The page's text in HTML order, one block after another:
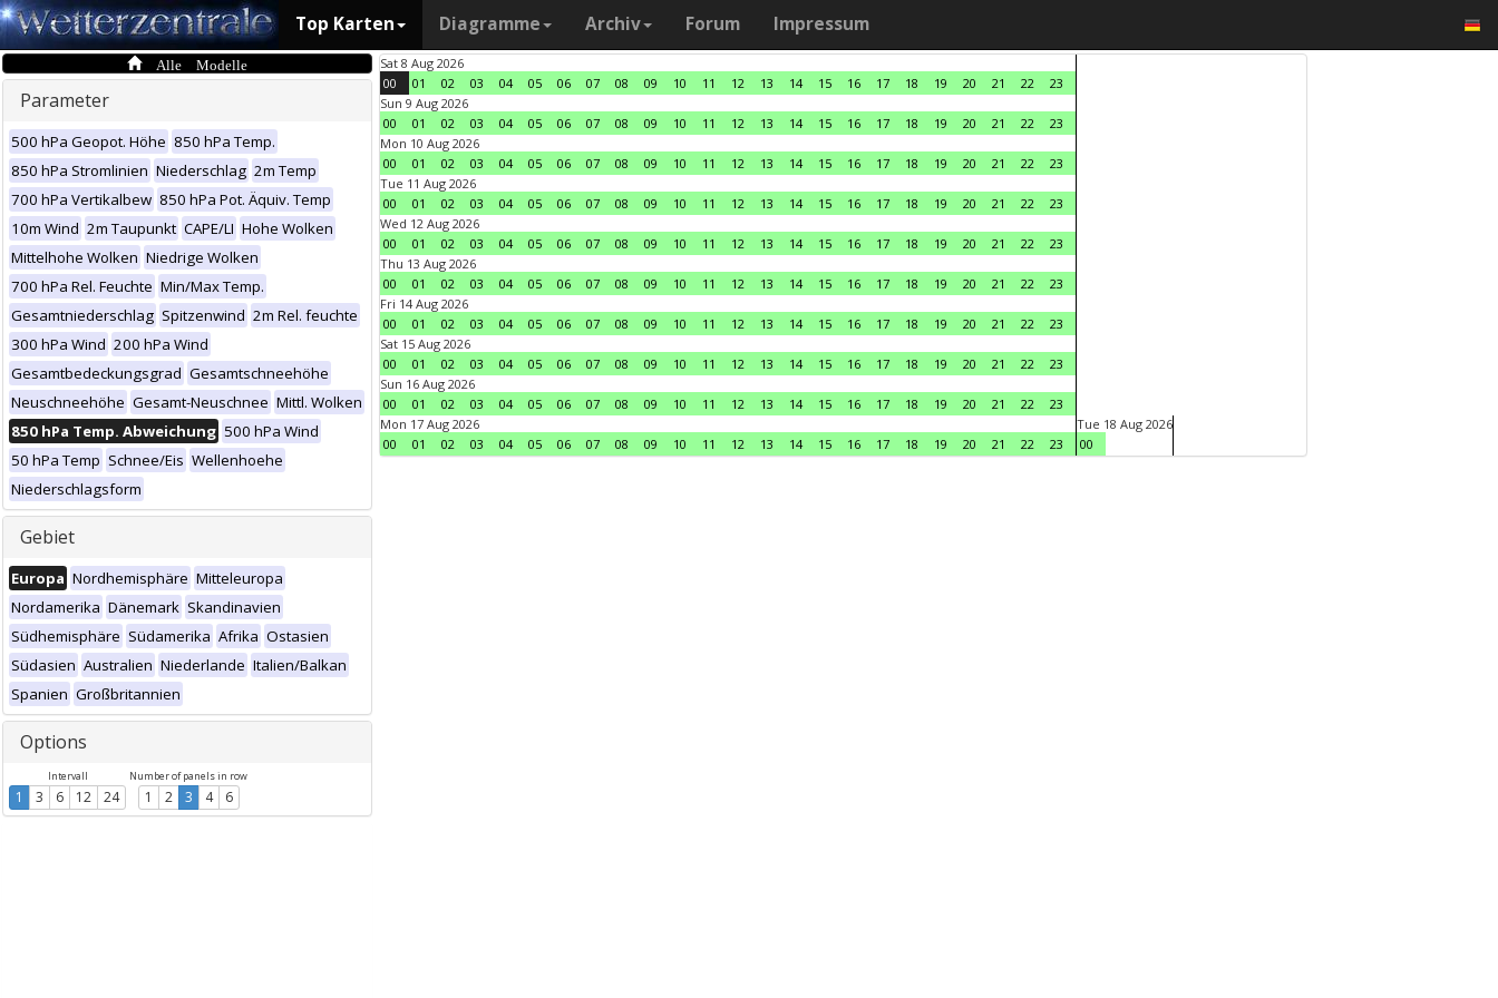
Top Karten Diagramme Archiv Forum Impressum
Alle Modelle
Parameter
500 hPa Geopot. Höhe 850 hPa Temp.
850 hPa Stromlinien Niederschlag 2m Temp
700 hPa Vertikalbew 850 hPa Pot. Äquiv. Temp
10m Wind 2m Taupunkt CAPE/LI Hohe Wolken
Mittelhohe Wolken Niedrige Wolken
700 hPa Rel. Feuchte Min/Max Temp.
Gesamtniederschlag Spitzenwind 2m Rel. feuchte
300 hPa Wind 200 hPa Wind
Gesamtbedeckungsgrad Gesamtschneehöhe
Neuschneehöhe Gesamt-Neuschnee Mittl. Wolken
850 hPa Temp. Abweichung 500 hPa Wind
50 hPa Temp Schnee/Eis Wellenhoehe
Niederschlagsform
Gebiet
Europa Nordhemisphäre Mitteleuropa
Nordamerika Dänemark Skandinavien
Südhemisphäre Südamerika Afrika Ostasien
Südasien Australien Niederlande Italien/Balkan
Spanien Großbritannien
Options
Intervall
1 3 6 12 24
Number of panels in row
1 2 3 4 6
Sat 8 Aug 2026
00
01 02 03 04 05 06 07 08 09 10 11 12 13 14 15 16 17 18 19 20 21 22
23
Sun 9 Aug 2026
00
01 02 03 04 05 06 07 08 09 10 11 12 13 14 15 16 17 18 19 20 21 22
23
Mon 10 Aug 2026
00
01 02 03 04 05 06 07 08 09 10 11 12 13 14 15 16 17 18 19 20 21 22
23
Tue 11 Aug 2026
00
01 02 03 04 05 06 07 08 09 10 11 12 13 14 15 16 17 18 19 20 21 22
23
Wed 12 Aug 2026
00
01 02 03 04 05 06 07 08 09 10 11 12 13 14 15 16 17 18 19 20 21 22
23
Thu 13 Aug 2026
00
01 02 03 04 05 06 07 08 09 10 11 12 13 14 15 16 17 18 19 20 21 22
23
Fri 14 Aug 2026
00
01 02 03 04 05 06 07 08 09 10 11 12 13 14 15 16 17 18 19 20 21 22
23
Sat 15 Aug 2026
00
01 02 03 04 05 06 07 08 09 10 11 12 13 14 15 16 17 18 19 20 21 22
23
Sun 16 Aug 2026
00
01 02 03 04 05 06 07 08 09 10 11 12 13 14 15 16 17 18 19 20 21 22
23
Mon 17 Aug 2026
00
01 02 03 04 05 06 07 08 09 10 11 12 13 14 15 16 17 18 19 20 21 22 23
Tue 18 Aug 2026
00